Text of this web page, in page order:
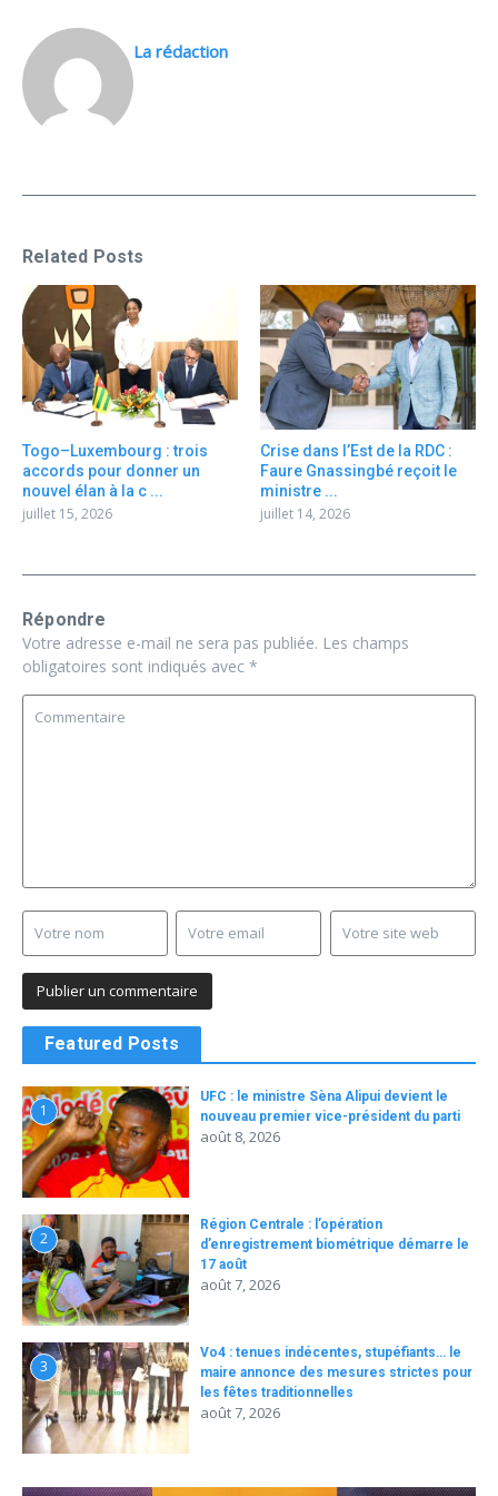
La rédaction
Related Posts
Togo–Luxembourg : trois
accords pour donner un
nouvel élan à la c ...
juillet 15, 2026
Crise dans l’Est de la RDC :
Faure Gnassingbé reçoit le
ministre ...
juillet 14, 2026
Répondre
Votre adresse e-mail ne sera pas publiée. Les champs
obligatoires sont indiqués avec *
Featured Posts
1
UFC : le ministre Sèna Alipui devient le
nouveau premier vice-président du parti
août 8, 2026
2
Région Centrale : l’opération
d’enregistrement biométrique démarre le
17 août
août 7, 2026
3
Vo4 : tenues indécentes, stupéfiants… le
maire annonce des mesures strictes pour
les fêtes traditionnelles
août 7, 2026